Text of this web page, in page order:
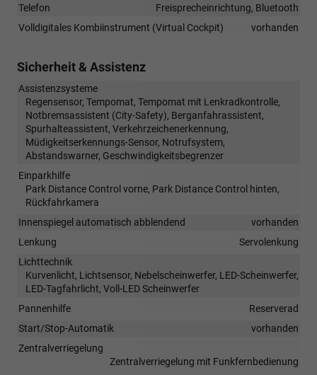
Telefon
Freisprecheinrichtung, Bluetooth
Volldigitales Kombiinstrument (Virtual Cockpit)
vorhanden
Sicherheit & Assistenz
Assistenzsysteme
Regensensor, Tempomat, Tempomat mit Lenkradkontrolle,
Notbremsassistent (City-Safety), Berganfahrassistent,
Spurhalteassistent, Verkehrzeichenerkennung,
Müdigkeitserkennungs-Sensor, Notrufsystem,
Abstandswarner, Geschwindigkeitsbegrenzer
Einparkhilfe
Park Distance Control vorne, Park Distance Control hinten,
Rückfahrkamera
Innenspiegel automatisch abblendend
vorhanden
Lenkung
Servolenkung
Lichttechnik
Kurvenlicht, Lichtsensor, Nebelscheinwerfer, LED-Scheinwerfer,
LED-Tagfahrlicht, Voll-LED Scheinwerfer
Pannenhilfe
Reserverad
Start/Stop-Automatik
vorhanden
Zentralverriegelung
Zentralverriegelung mit Funkfernbedienung